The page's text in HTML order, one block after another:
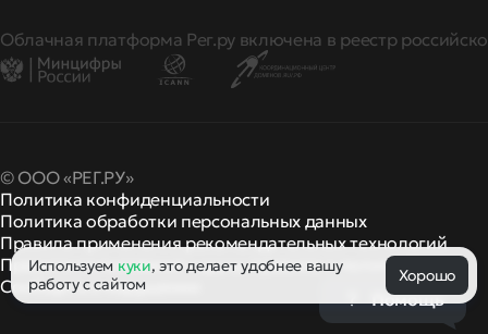
Облачная платформа Рег.ру включена в реестр
© ООО «РЕГ.РУ»
Политика конфиденциальности
Политика обработки персональных данных
Правила применения рекомендательных технологий
Правила пользования и другиеправила и политики
Сообщить о нарушении
Используем куки, это делает удобнее вашу
работу с сайтом
Хорошо
Помощь